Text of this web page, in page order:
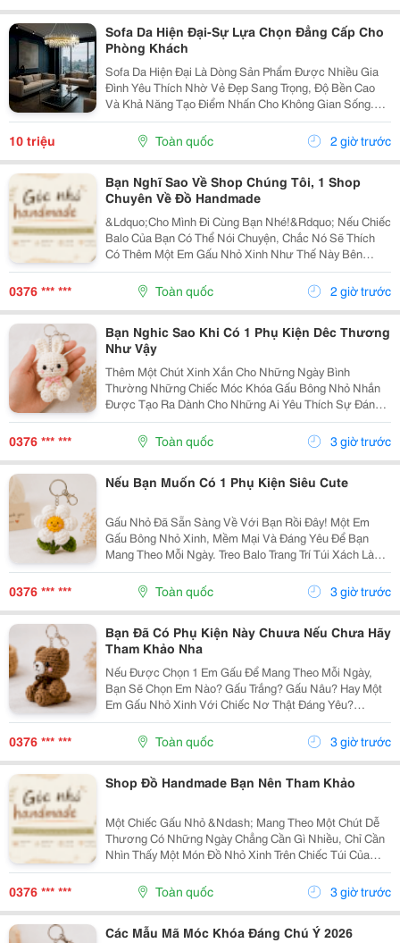
Sofa Da Hiện Đại-Sự Lựa Chọn Đẳng Cấp Cho
Phòng Khách
Sofa Da Hiện Đại Là Dòng Sản Phẩm Được Nhiều Gia
Đình Yêu Thích Nhờ Vẻ Đẹp Sang Trọng, Độ Bền Cao
Và Khả Năng Tạo Điểm Nhấn Cho Không Gian Sống.
Với Thiết Kế Tinh Tế Cùng Chất Liệu Da Cao Cấp, Sofa
Không Chỉ Mang Lại Cảm Giác Thoải Mái Mà Còn Thể...
10 triệu Toàn quốc 2 giờ trước
Bạn Nghĩ Sao Về Shop Chúng Tôi, 1 Shop
Chuyên Về Đồ Handmade
&Ldquo;Cho Mình Đi Cùng Bạn Nhé!&Rdquo; Nếu Chiếc
Balo Của Bạn Có Thể Nói Chuyện, Chắc Nó Sẽ Thích
Có Thêm Một Em Gấu Nhỏ Xinh Như Thế Này Bên
Cạnh. Từ Những Buổi Đi Học, Đi Làm, Đi Cà Phê Hay
Những Chuyến Đi Chơi Cuối Tuần, Em Móc Khóa Gấu
Bông...
0376 *** *** Toàn quốc 2 giờ trước
Bạn Nghic Sao Khi Có 1 Phụ Kiện Dêc Thương
Như Vậy
Thêm Một Chút Xinh Xắn Cho Những Ngày Bình
Thường Những Chiếc Móc Khóa Gấu Bông Nhỏ Nhắn
Được Tạo Ra Dành Cho Những Ai Yêu Thích Sự Đáng
Yêu Và Những Món Đồ Có Dấu Ấn Riêng. Từ Chiếc Balo
Đi Học, Túi Xách Đi Chơi Đến Chùm Chìa Khóa Quen
Thuộc,...
0376 *** *** Toàn quốc 3 giờ trước
Nếu Bạn Muốn Có 1 Phụ Kiện Siêu Cute
Gấu Nhỏ Đã Sẵn Sàng Về Với Bạn Rồi Đây! Một Em
Gấu Bông Nhỏ Xinh, Mềm Mại Và Đáng Yêu Để Bạn
Mang Theo Mỗi Ngày. Treo Balo Trang Trí Túi Xách Làm
Móc Khóa Tặng Người Bạn Yêu Quý
Gocnhohandmade.com Không Cần Quá Nhiều Phụ
Kiện, Chỉ Một Em Gấu...
0376 *** *** Toàn quốc 3 giờ trước
Bạn Đã Có Phụ Kiện Này Chuưa Nếu Chưa Hãy
Tham Khảo Nha
Nếu Được Chọn 1 Em Gấu Để Mang Theo Mỗi Ngày,
Bạn Sẽ Chọn Em Nào? Gấu Trắng? Gấu Nâu? Hay Một
Em Gấu Nhỏ Xinh Với Chiếc Nơ Thật Đáng Yêu?
Những Chiếc Móc Khóa Gấu Bông Không Chỉ Là Phụ
Kiện Treo Túi Mà Còn Là Một Cách Để Bạn Thêm Chút
Cá Tính Vào...
0376 *** *** Toàn quốc 3 giờ trước
Shop Đồ Handmade Bạn Nên Tham Khảo
Một Chiếc Gấu Nhỏ &Ndash; Mang Theo Một Chút Dễ
Thương Có Những Ngày Chẳng Cần Gì Nhiều, Chỉ Cần
Nhìn Thấy Một Món Đồ Nhỏ Xinh Trên Chiếc Túi Của
Mình Cũng Đủ Thấy Vui Rồi Những Em Móc Khóa Gấu
Bông Được Làm Với Kiểu Dáng Đáng Yêu, Nhỏ Gọn,
Thích...
0376 *** *** Toàn quốc 3 giờ trước
Các Mẫu Mã Móc Khóa Đáng Chú Ý 2026